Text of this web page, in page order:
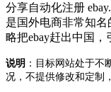
分享自动化注册
是国外电商非常知
略把ebay赶出中国，
说明 ：目标网站处于
况，不提供修改和定制